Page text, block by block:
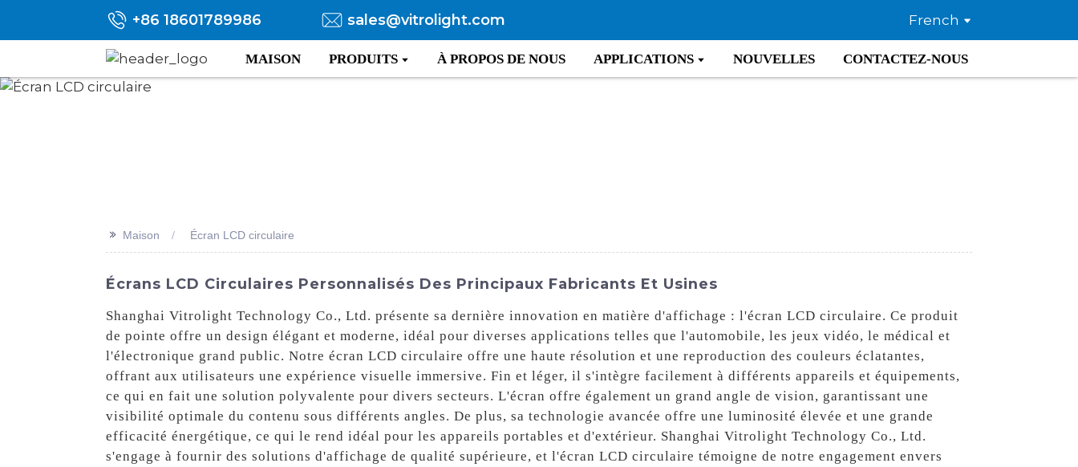
+86 18601789986 sales@vitrolight.com French
MAISON PRODUITS À PROPOS DE NOUS APPLICATIONS NOUVELLES CONTACTEZ-NOUS
>> Maison Écran LCD circulaire
Écrans LCD Circulaires Personnalisés Des Principaux Fabricants Et Usines
Shanghai Vitrolight Technology Co., Ltd. présente sa dernière innovation en matière d'affichage : l'écran LCD circulaire. Ce produit
de pointe offre un design élégant et moderne, idéal pour diverses applications telles que l'automobile, les jeux vidéo, le médical et
l'électronique grand public. Notre écran LCD circulaire offre une haute résolution et une reproduction des couleurs éclatantes,
offrant aux utilisateurs une expérience visuelle immersive. Fin et léger, il s'intègre facilement à différents appareils et équipements,
ce qui en fait une solution polyvalente pour divers secteurs. L'écran offre également un grand angle de vision, garantissant une
visibilité optimale du contenu sous différents angles. De plus, sa technologie avancée offre une luminosité élevée et une grande
efficacité énergétique, ce qui le rend idéal pour les appareils portables et d'extérieur. Shanghai Vitrolight Technology Co., Ltd.
s'engage à fournir des solutions d'affichage de qualité supérieure, et l'écran LCD circulaire témoigne de notre engagement envers